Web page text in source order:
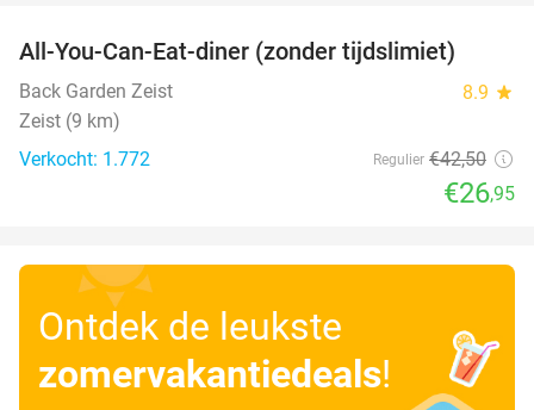
All-You-Can-Eat-diner (zonder tijdslimiet)
Back Garden Zeist 8.9 star
Zeist (9 km)
Verkocht: 1.772
Regulier €42,50
€26,95
Ontdek de leukste
zomervakantiedeals!